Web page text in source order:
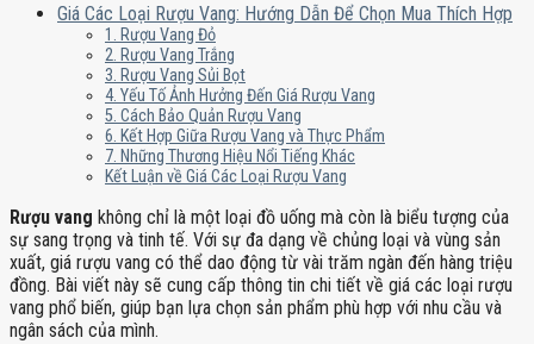
Giá Các Loại Rượu Vang: Hướng Dẫn Để Chọn Mua Thích Hợp
1. Rượu Vang Đỏ
2. Rượu Vang Trắng
3. Rượu Vang Sủi Bọt
4. Yếu Tố Ảnh Hưởng Đến Giá Rượu Vang
5. Cách Bảo Quản Rượu Vang
6. Kết Hợp Giữa Rượu Vang và Thực Phẩm
7. Những Thương Hiệu Nổi Tiếng Khác
Kết Luận về Giá Các Loại Rượu Vang
Rượu vang không chỉ là một loại đồ uống mà còn là biểu tượng của
sự sang trọng và tinh tế. Với sự đa dạng về chủng loại và vùng sản
xuất, giá rượu vang có thể dao động từ vài trăm ngàn đến hàng triệu
đồng. Bài viết này sẽ cung cấp thông tin chi tiết về giá các loại rượu
vang phổ biến, giúp bạn lựa chọn sản phẩm phù hợp với nhu cầu và
ngân sách của mình.